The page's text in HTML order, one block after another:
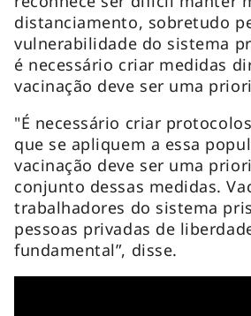
distanciamento, sobretudo
vulnerabilidade do sistema
é necessário criar medidas
vacinação deve ser uma
"É necessário criar
que se apliquem a essa
vacinação deve ser uma
conjunto dessas medidas.
trabalhadores do sistema
pessoas privadas de
fundamental”, disse.